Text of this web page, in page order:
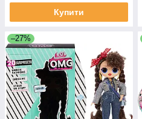
Купити
–27%